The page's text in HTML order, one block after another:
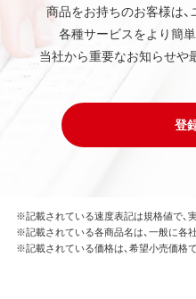
商品をお持ちのお客様は
各種サービスをより簡
当社から重要なお知らせや
登
※記載されている速度表記は規格値で、
※記載されている各商品名は、一般に各
※記載されている価格は、希望小売価格で